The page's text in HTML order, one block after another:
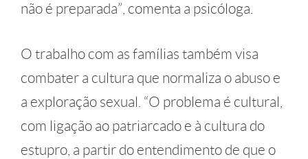
não é preparada”, comenta a psicóloga.
O trabalho com as famílias também visa
combater a cultura que normaliza o abuso e
a exploração sexual. “O problema é cultural,
com ligação ao patriarcado e à cultura do
estupro, a partir do entendimento de que o